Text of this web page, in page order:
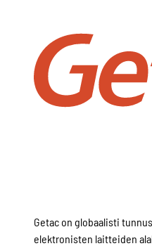
Getac on globaalisti
elektronisten laitteiden